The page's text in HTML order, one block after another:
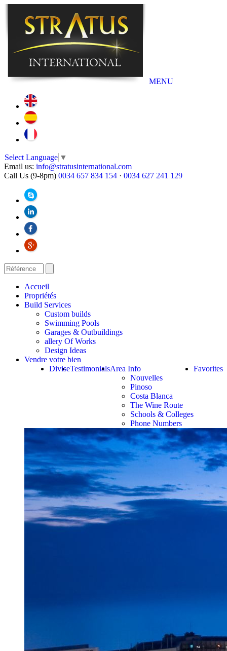
MENU
Select Language ▼
Email us: info@stratusinternational.com
Call Us (9-8pm) 0034 657 834 154 · 0034 627 241 129
Accueil
Propriétés
Build Services
Custom builds
Swimming Pools
Garages & Outbuildings
allery Of Works
Design Ideas
Vendre votre bien
Favorites
Area Info
Nouvelles
Pinoso
Costa Blanca
The Wine Route
Schools & Colleges
Phone Numbers
Testimonials
Divise